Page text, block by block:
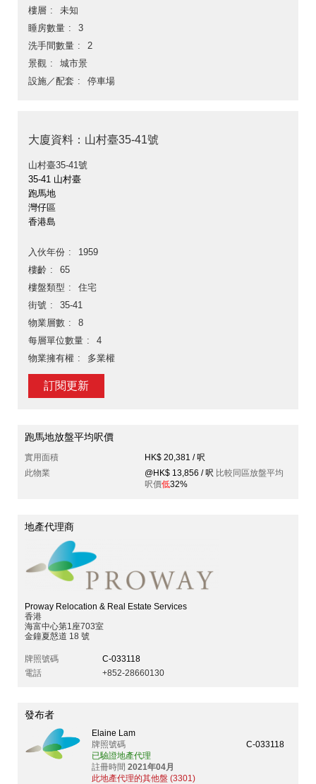
樓層
未知
睡房數量
3
洗手間數量
2
景觀
城市景
設施／配套
停車場
大廈資料：山村臺35-41號
山村臺35-41號
35-41 山村臺
跑馬地
灣仔區
香港島
入伙年份
1959
樓齡
65
樓盤類型
住宅
街號
35-41
物業層數
8
每層單位數量
4
物業擁有權
多業權
訂閱更新
跑馬地放盤平均呎價
實用面積
HK$ 20,381 / 呎
此物業
@HK$ 13,856 / 呎 比較同區放盤平均
呎價低32%
地產代理商
Proway Relocation & Real Estate Services
香港
海富中心第1座703室
金鐘夏慤道 18 號
牌照號碼
C-033118
電話
+852-28660130
發布者
Elaine Lam
牌照號碼
C-033118
已驗證地產代理
註冊時間 2021年04月
此地產代理的其他盤 (3301)